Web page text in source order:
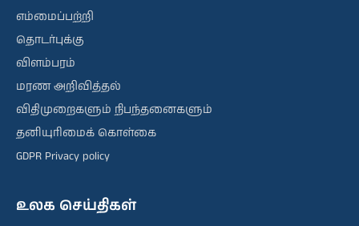
எம்மைப்பற்றி
தொடர்புக்கு
விளம்பரம்
மரண அறிவித்தல்
விதிமுறைகளும் நிபந்தனைகளும்
தனியுரிமைக் கொள்கை
GDPR Privacy policy
உலக செய்திகள்